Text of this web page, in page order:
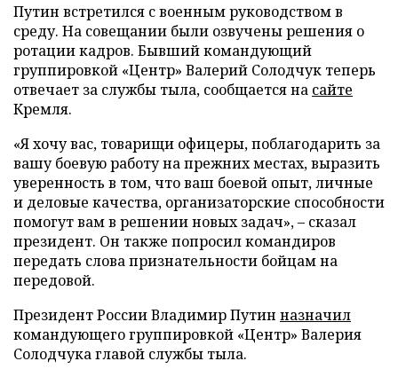
Путин встретился с военным руководством в
среду. На совещании были озвучены решения о
ротации кадров. Бывший командующий
группировкой «Центр» Валерий Солодчук теперь
отвечает за службы тыла, сообщается на сайте
Кремля.
«Я хочу вас, товарищи офицеры, поблагодарить за
вашу боевую работу на прежних местах, выразить
уверенность в том, что ваш боевой опыт, личные
и деловые качества, организаторские способности
помогут вам в решении новых задач», – сказал
президент. Он также попросил командиров
передать слова признательности бойцам на
передовой.
Президент России Владимир Путин назначил
командующего группировкой «Центр» Валерия
Солодчука главой службы тыла.